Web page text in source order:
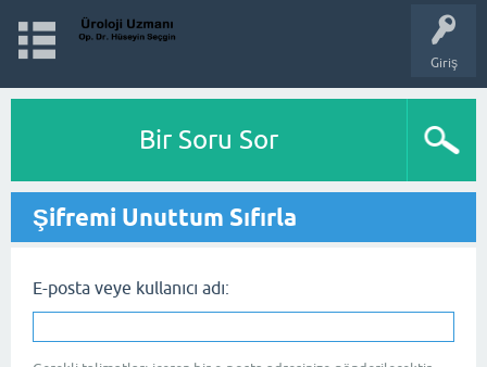
Giriş
Bir Soru Sor
Şifremi Unuttum Sıfırla
E-posta veye kullanıcı adı: